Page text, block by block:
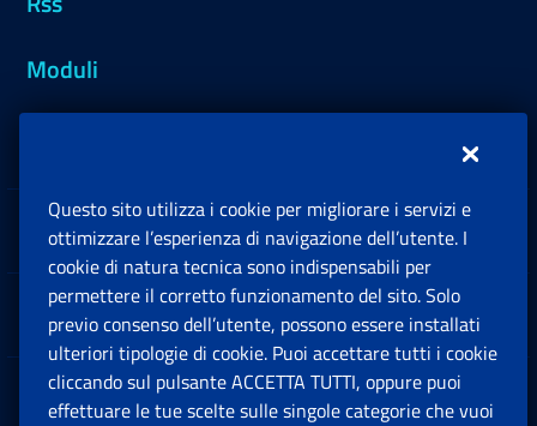
Moduli
Sedi e Contatti
Software
Note Legali
Questo sito utilizza i cookie per migliorare i servizi e
ottimizzare l’esperienza di navigazione dell’utente. I
cookie di natura tecnica sono indispensabili per
permettere il corretto funzionamento del sito. Solo
previo consenso dell’utente, possono essere installati
ulteriori tipologie di cookie. Puoi accettare tutti i cookie
cliccando sul pulsante ACCETTA TUTTI, oppure puoi
effettuare le tue scelte sulle singole categorie che vuoi